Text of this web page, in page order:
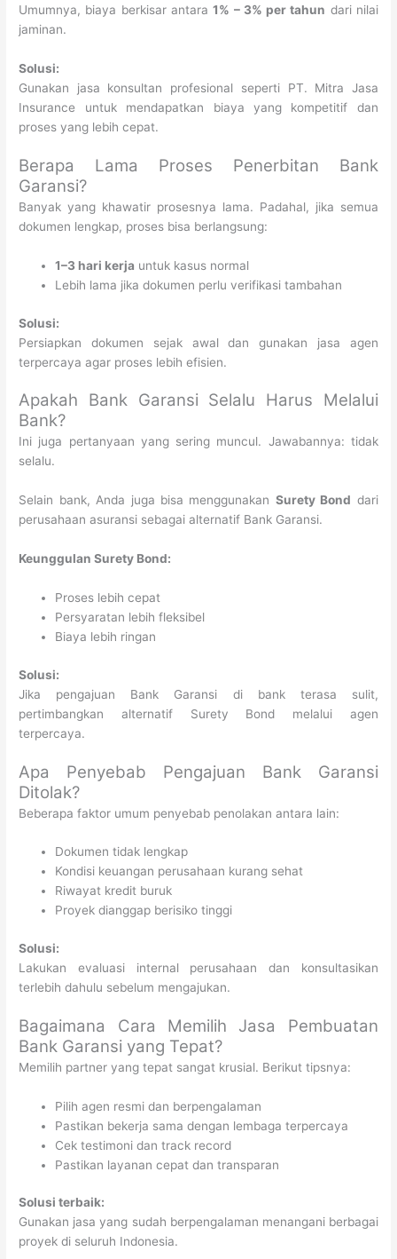
Umumnya, biaya berkisar antara1% – 3% per tahun dari nilai
jaminan.
Solusi:
Gunakan jasa konsultan profesional seperti PT. Mitra Jasa
Insurance untuk mendapatkan biaya yang kompetitif dan
proses yang lebih cepat.
Berapa Lama Proses Penerbitan Bank
Garansi?
Banyak yang khawatir prosesnya lama. Padahal, jika semua
dokumen lengkap, proses bisa berlangsung:
1–3 hari kerja untuk kasus normal
Lebih lama jika dokumen perlu verifikasi tambahan
Solusi:
Persiapkan dokumen sejak awal dan gunakan jasa agen
terpercaya agar proses lebih efisien.
Apakah Bank Garansi Selalu Harus Melalui
Bank?
Ini juga pertanyaan yang sering muncul. Jawabannya: tidak
selalu.
Selain bank, Anda juga bisa menggunakan Surety Bond dari
perusahaan asuransi sebagai alternatif Bank Garansi.
Keunggulan Surety Bond:
Proses lebih cepat
Persyaratan lebih fleksibel
Biaya lebih ringan
Solusi:
Jika pengajuan Bank Garansi di bank terasa sulit,
pertimbangkan alternatif Surety Bond melalui agen
terpercaya.
Apa Penyebab Pengajuan Bank Garansi
Ditolak?
Beberapa faktor umum penyebab penolakan antara lain:
Dokumen tidak lengkap
Kondisi keuangan perusahaan kurang sehat
Riwayat kredit buruk
Proyek dianggap berisiko tinggi
Solusi:
Lakukan evaluasi internal perusahaan dan konsultasikan
terlebih dahulu sebelum mengajukan.
Bagaimana Cara Memilih Jasa Pembuatan
Bank Garansi yang Tepat?
Memilih partner yang tepat sangat krusial. Berikut tipsnya:
Pilih agen resmi dan berpengalaman
Pastikan bekerja sama dengan lembaga terpercaya
Cek testimoni dan track record
Pastikan layanan cepat dan transparan
Solusi terbaik:
Gunakan jasa yang sudah berpengalaman menangani berbagai
proyek di seluruh Indonesia.